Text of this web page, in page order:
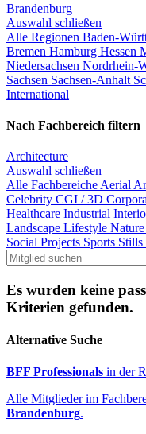
Brandenburg
Auswahl schließen
Alle Regionen Baden-
Bremen Hamburg Hessen
Niedersachsen Nordrhein-
Sachsen Sachsen-Anhalt
International
Nach Fachbereich filtern
Architecture
Auswahl schließen
Alle Fachbereiche Aerial
Celebrity CGI / 3D
Healthcare Industrial
Landscape Lifestyle Nature
Social Projects Sports Stills
Es wurden keine
Kriterien gefunden.
Alternative Suche
BFF Professionals in der
Alle Mitglieder im
Brandenburg.